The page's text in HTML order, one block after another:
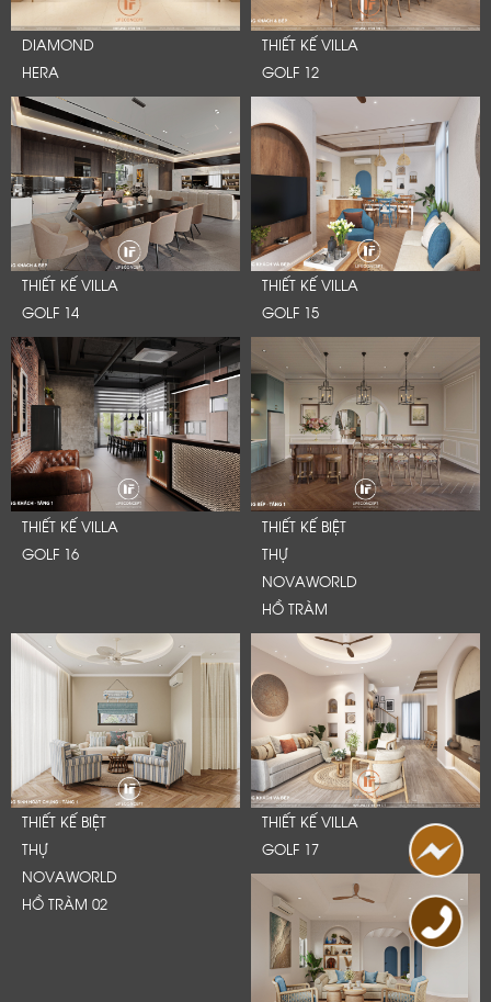
DIAMOND
HERA
THIẾT KẾ VILLA
GOLF 12
THIẾT KẾ VILLA
GOLF 14
THIẾT KẾ VILLA
GOLF 15
THIẾT KẾ VILLA
GOLF 16
THIẾT KẾ BIỆT
THỰ
NOVAWORLD
HỒ TRÀM
THIẾT KẾ BIỆT
THỰ
NOVAWORLD
HỒ TRÀM 02
THIẾT KẾ VILLA
GOLF 17